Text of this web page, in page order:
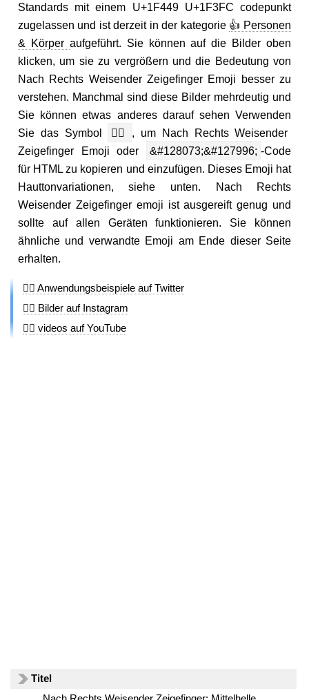
Standards mit einem U+1F449 U+1F3FC codepunkt
zugelassen und ist derzeit in der kategorie 👍 Personen
& Körper aufgeführt. Sie können auf die Bilder oben
klicken, um sie zu vergrößern und die Bedeutung von
Nach Rechts Weisender Zeigefinger Emoji besser zu
verstehen. Manchmal sind diese Bilder mehrdeutig und
Sie können etwas anderes darauf sehen Verwenden
Sie das Symbol
👉🏼
, um Nach Rechts Weisender
Zeigefinger Emoji oder
&#128073;&#127996; -Code
für HTML zu kopieren und einzufügen. Dieses Emoji hat
Hauttonvariationen, siehe unten. Nach Rechts
Weisender Zeigefinger emoji ist ausgereift genug und
sollte auf allen Geräten funktionieren. Sie können
ähnliche und verwandte Emoji am Ende dieser Seite
erhalten.
👉🏼 Anwendungsbeispiele auf Twitter
👉🏼 Bilder auf Instagram
👉🏼 videos auf YouTube
Titel